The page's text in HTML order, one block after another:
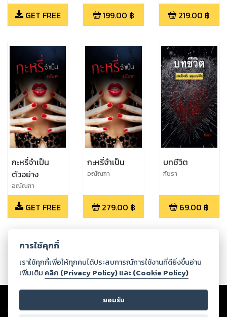
GET FREE 199.00 ฿ 219.00 ฿
กะหรี่จำเป็น
ตัวอย่าง
อณัณฑา
GET FREE
กะหรี่จำเป็น
อณัณฑา
279.00 ฿
บทชีวิต
ฑัชรา
69.00 ฿
Copyright ©2026Storylog Co., Ltd. - สตอรี่ล็อกขอสงวนสิทธิ์ไม่รับผิดชอบ
ต่อผลงานหรือเนื้อหาใดที่อัปโหลดผ่านเว็บไซต์และปรากฏว่าละเมิดสิทธิใน
ทรัพย์สินทางปัญญาของบุคคลอื่นหรือขัดต่อกฎหมายและศีลธรรม ดังนั้น ผู้อ่าน
การใช้คุกกี้
เราใช้คุกกี้เพื่อให้ทุกคนได้ประสบการณ์การใช้งานที่ดียิ่งขึ้นอ่าน
เพิ่มเติม คลิก (Privacy Policy) และ (Cookie Policy)
ยอมรับ